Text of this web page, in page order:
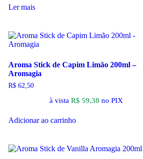
Ler mais
Aroma Stick de Capim Limão 200ml –
Aromagia
R$ 62,50
à vista R$ 59,38 no PIX
Adicionar ao carrinho